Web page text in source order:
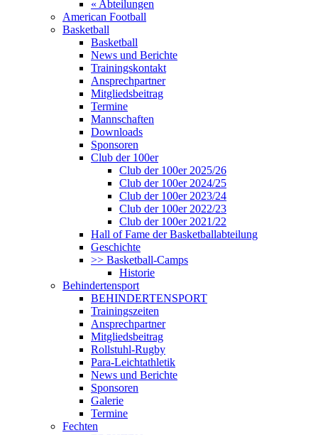
« Abteilungen
American Football
Basketball
Basketball
News und Berichte
Trainingskontakt
Ansprechpartner
Mitgliedsbeitrag
Termine
Mannschaften
Downloads
Sponsoren
Club der 100er
Club der 100er 2025/26
Club der 100er 2024/25
Club der 100er 2023/24
Club der 100er 2022/23
Club der 100er 2021/22
Hall of Fame der Basketballabteilung
Geschichte
>> Basketball-Camps
Historie
Behindertensport
BEHINDERTENSPORT
Trainingszeiten
Ansprechpartner
Mitgliedsbeitrag
Rollstuhl-Rugby
Para-Leichtathletik
News und Berichte
Sponsoren
Galerie
Termine
Fechten